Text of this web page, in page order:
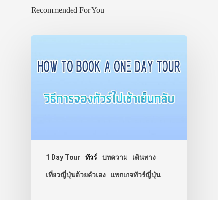
Recommended For You
1 Day Tour ทัวร์ บทความ เดินทาง
เที่ยวญี่ปุ่นด้วยตัวเอง แพกเกจทัวร์ญี่ปุ่น